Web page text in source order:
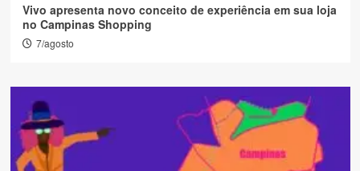
Vivo apresenta novo conceito de experiência em sua loja
no Campinas Shopping
7/agosto